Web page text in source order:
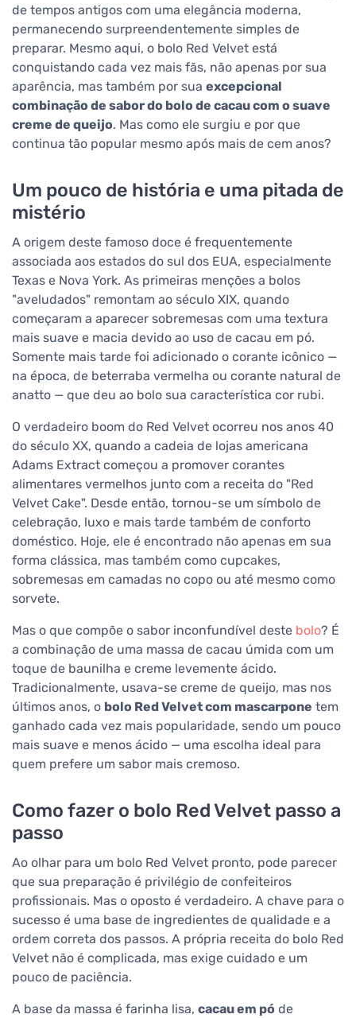
de tempos antigos com uma elegância moderna,
permanecendo surpreendentemente simples de
preparar. Mesmo aqui, o bolo Red Velvet está
conquistando cada vez mais fãs, não apenas por sua
aparência, mas também por sua excepcional
combinação de sabor do bolo de cacau com o suave
creme de queijo. Mas como ele surgiu e por que
continua tão popular mesmo após mais de cem anos?
Um pouco de história e uma pitada de
mistério
A origem deste famoso doce é frequentemente
associada aos estados do sul dos EUA, especialmente
Texas e Nova York. As primeiras menções a bolos
"aveludados" remontam ao século XIX, quando
começaram a aparecer sobremesas com uma textura
mais suave e macia devido ao uso de cacau em pó.
Somente mais tarde foi adicionado o corante icônico —
na época, de beterraba vermelha ou corante natural de
anatto — que deu ao bolo sua característica cor rubi.
O verdadeiro boom do Red Velvet ocorreu nos anos 40
do século XX, quando a cadeia de lojas americana
Adams Extract começou a promover corantes
alimentares vermelhos junto com a receita do "Red
Velvet Cake". Desde então, tornou-se um símbolo de
celebração, luxo e mais tarde também de conforto
doméstico. Hoje, ele é encontrado não apenas em sua
forma clássica, mas também como cupcakes,
sobremesas em camadas no copo ou até mesmo como
sorvete.
Mas o que compõe o sabor inconfundível deste bolo? É
a combinação de uma massa de cacau úmida com um
toque de baunilha e creme levemente ácido.
Tradicionalmente, usava-se creme de queijo, mas nos
últimos anos, o bolo Red Velvet com mascarpone tem
ganhado cada vez mais popularidade, sendo um pouco
mais suave e menos ácido — uma escolha ideal para
quem prefere um sabor mais cremoso.
Como fazer o bolo Red Velvet passo a
passo
Ao olhar para um bolo Red Velvet pronto, pode parecer
que sua preparação é privilégio de confeiteiros
profissionais. Mas o oposto é verdadeiro. A chave para o
sucesso é uma base de ingredientes de qualidade e a
ordem correta dos passos. A própria receita do bolo Red
Velvet não é complicada, mas exige cuidado e um
pouco de paciência.
A base da massa é farinha lisa, cacau em pó de